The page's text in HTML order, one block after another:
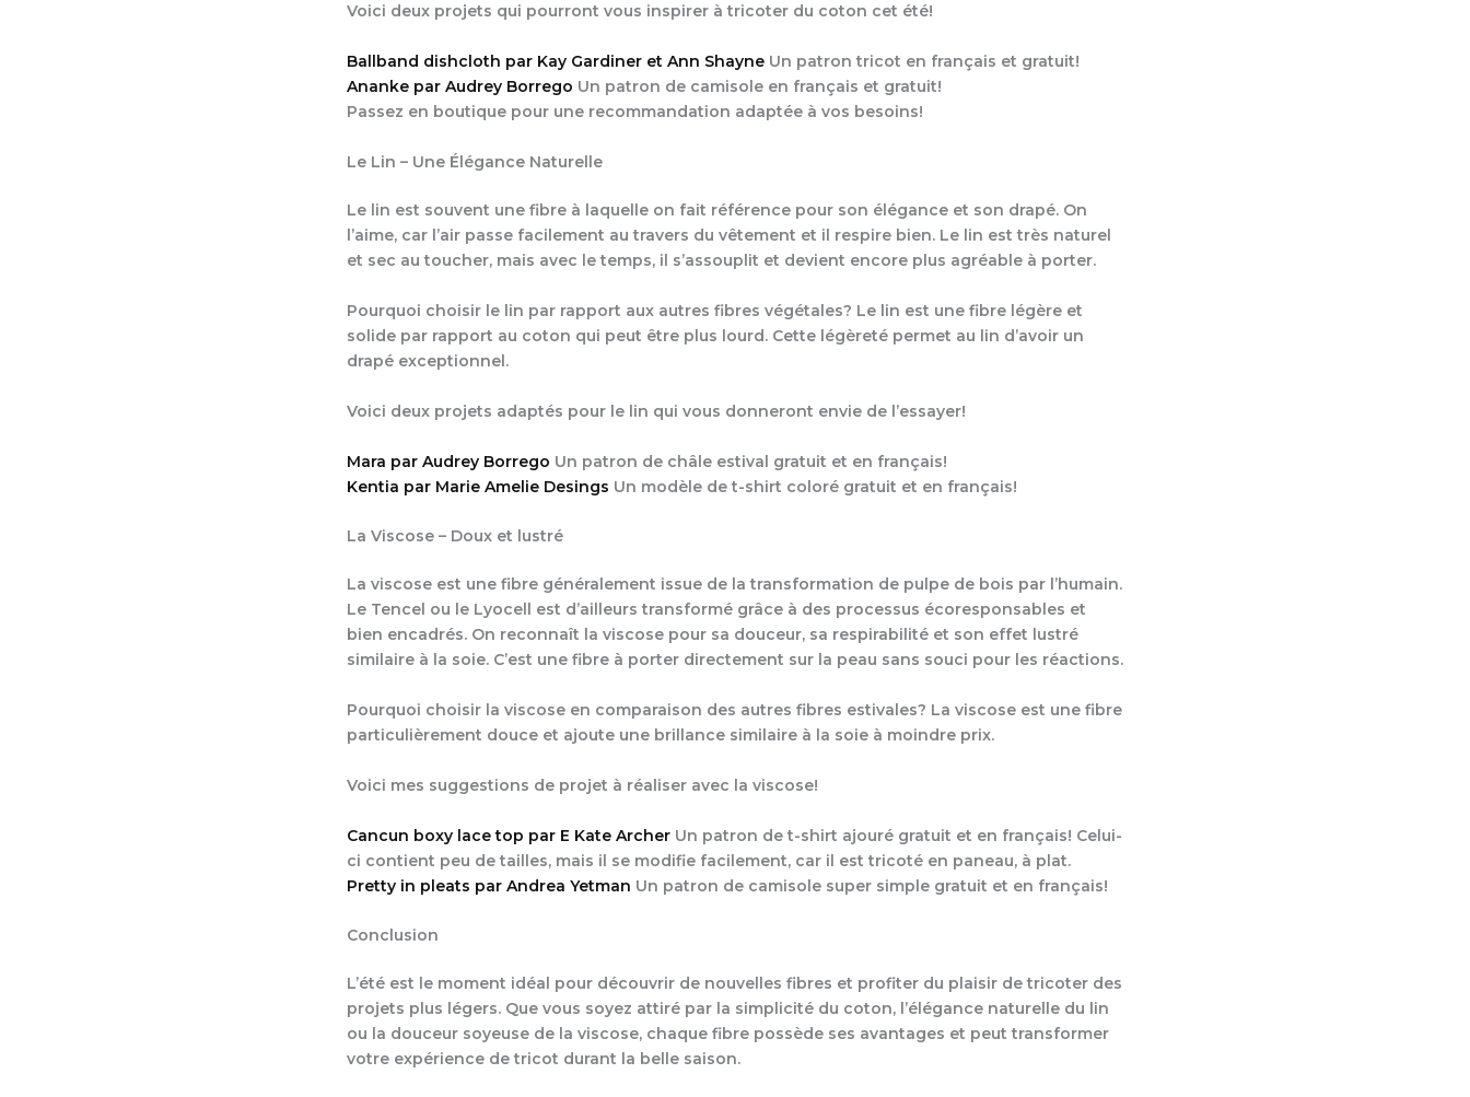
Voici deux projets qui pourront vous inspirer à tricoter du coton cet été!
Ballband dishcloth par Kay Gardiner et Ann Shayne Un patron tricot en français et gratuit!
Ananke par Audrey Borrego Un patron de camisole en français et gratuit!
Passez en boutique pour une recommandation adaptée à vos besoins!
Le Lin – Une Élégance Naturelle
Le lin est souvent une fibre à laquelle on fait référence pour son élégance et son drapé. On
l’aime, car l’air passe facilement au travers du vêtement et il respire bien. Le lin est très naturel
et sec au toucher, mais avec le temps, il s’assouplit et devient encore plus agréable à porter.
Pourquoi choisir le lin par rapport aux autres fibres végétales? Le lin est une fibre légère et
solide par rapport au coton qui peut être plus lourd. Cette légèreté permet au lin d’avoir un
drapé exceptionnel.
Voici deux projets adaptés pour le lin qui vous donneront envie de l’essayer!
Mara par Audrey Borrego Un patron de châle estival gratuit et en français!
Kentia par Marie Amelie Desings Un modèle de t-shirt coloré gratuit et en français!
La Viscose – Doux et lustré
La viscose est une fibre généralement issue de la transformation de pulpe de bois par l’humain.
Le Tencel ou le Lyocell est d’ailleurs transformé grâce à des processus écoresponsables et
bien encadrés. On reconnaît la viscose pour sa douceur, sa respirabilité et son effet lustré
similaire à la soie. C’est une fibre à porter directement sur la peau sans souci pour les réactions.
Pourquoi choisir la viscose en comparaison des autres fibres estivales? La viscose est une fibre
particulièrement douce et ajoute une brillance similaire à la soie à moindre prix.
Voici mes suggestions de projet à réaliser avec la viscose!
Cancun boxy lace top par E Kate Archer Un patron de t-shirt ajouré gratuit et en français! Celui-
ci contient peu de tailles, mais il se modifie facilement, car il est tricoté en paneau, à plat.
Pretty in pleats par Andrea Yetman Un patron de camisole super simple gratuit et en français!
Conclusion
L’été est le moment idéal pour découvrir de nouvelles fibres et profiter du plaisir de tricoter des
projets plus légers. Que vous soyez attiré par la simplicité du coton, l’élégance naturelle du lin
ou la douceur soyeuse de la viscose, chaque fibre possède ses avantages et peut transformer
votre expérience de tricot durant la belle saison.